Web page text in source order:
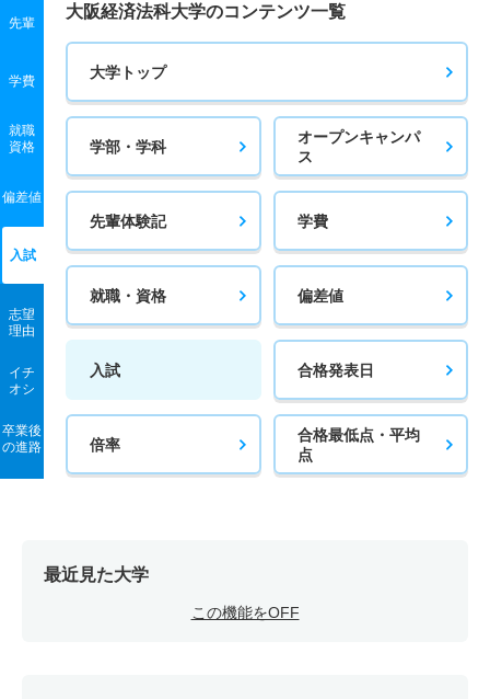
先輩
学費
就職
資格
偏差値
入試
志望
理由
イチ
オシ
卒業後
の進路
大阪経済法科大学のコンテンツ一覧
大学トップ
学部・学科
オープンキャンパ
ス
先輩体験記 学費
就職・資格 偏差値
入試 合格発表日
倍率
合格最低点・平均
点
最近見た大学
この機能をOFF